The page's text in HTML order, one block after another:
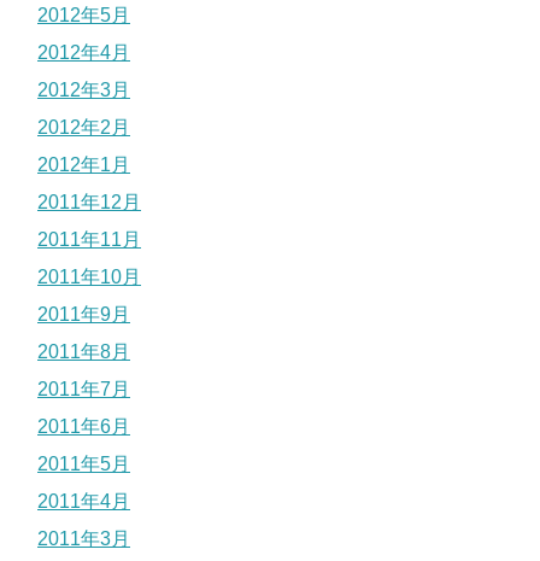
2012年5月
2012年4月
2012年3月
2012年2月
2012年1月
2011年12月
2011年11月
2011年10月
2011年9月
2011年8月
2011年7月
2011年6月
2011年5月
2011年4月
2011年3月